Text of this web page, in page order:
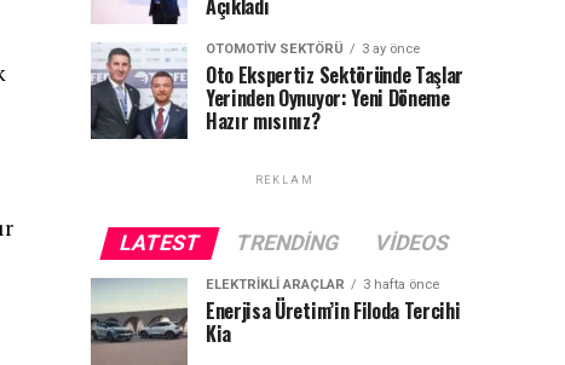
Açıkladı
OTOMOTIV SEKTÖRÜ 3 ay önce
Oto Ekspertiz Sektöründe Taşlar
Yerinden Oynuyor: Yeni Döneme
Hazır mısınız?
REKLAM
LATEST TRENDING VIDEOS
ELEKTRIKLI ARAÇLAR 3 hafta önce
Enerjisa Üretim’in Filoda Tercihi
Kia